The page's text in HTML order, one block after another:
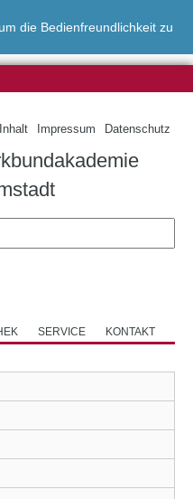
die Bedienfreundlichkeit zu
Inhalt Impressum Datenschutz
SERVICE KONTAKT